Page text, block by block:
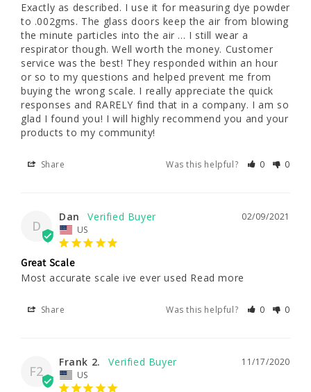
Exactly as described. I use it for measuring dye powder
to .002gms. The glass doors keep the air from blowing
the minute particles into the air ... I still wear a
respirator though. Well worth the money. Customer
service was the best! They responded within an hour
or so to my questions and helped prevent me from
buying the wrong scale. I really appreciate the quick
responses and RARELY find that in a company. I am so
glad I found you! I will highly recommend you and your
products to my community!
Share Was this helpful? 0 0
D
02/09/2021
Dan
US
Great Scale
Most accurate scale ive ever used Read more
Share Was this helpful? 0 0
F2
11/17/2020
Frank 2.
US